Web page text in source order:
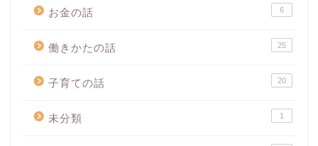
お金の話 6
働きかたの話 25
子育ての話 20
未分類 1